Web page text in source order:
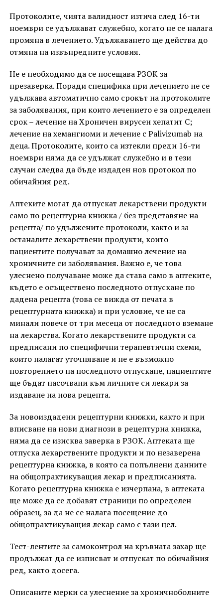
Протоколите, чията валидност изтича след 16-ти
ноември се удължават служебно, когато не се налага
промяна в лечението. Удължаването ще действа до
отмяна на извънредните условия.
Не е необходимо да се посещава РЗОК за
презаверка. Поради специфика при лечението не се
удължава автоматично само срокът на протоколите
за заболявания, при които лечението е за определен
срок – лечение на Хроничен вирусен хепатит С;
лечение на хемангиоми и лечение с Palivizumab на
деца. Протоколите, които са изтекли преди 16-ти
ноември няма да се удължат служебно и в тези
случаи следва да бъде издаден нов протокол по
обичайния ред.
Аптеките могат да отпускат лекарствени продукти
само по рецептурна книжка / без представяне на
рецепта/ по удължените протоколи, както и за
останалите лекарствени продукти, които
пациентите получават за домашно лечение на
хроничните си заболявания. Важно е, че това
улеснено получаване може да става само в аптеките,
където е осъществено последното отпускане по
дадена рецепта (това се вижда от печата в
рецептурната книжка) и при условие, че не са
минали повече от три месеца от последното вземане
на лекарства. Когато лекарствените продукти са
предписани по специфични терапевтични схеми,
които налагат уточняване и не е възможно
повторението на последното отпускане, пациентите
ще бъдат насочвани към личните си лекари за
издаване на нова рецепта.
За новоиздадени рецептурни книжки, както и при
вписване на нови диагнози в рецептурна книжка,
няма да се изисква заверка в РЗОК. Аптеката ще
отпуска лекарствените продукти и по незаверена
рецептурна книжка, в която са попълнени данните
на общопрактикуващия лекар и предписанията.
Когато рецептурна книжка е изчерпана, в аптеката
ще може да се добавят страници по определен
образец, за да не се налага посещение до
общопрактикуващия лекар само с тази цел.
Тест-лентите за самоконтрол на кръвната захар ще
продължат да се изписват и отпускат по обичайния
ред, както досега.
Описаните мерки са улеснение за хроничноболните